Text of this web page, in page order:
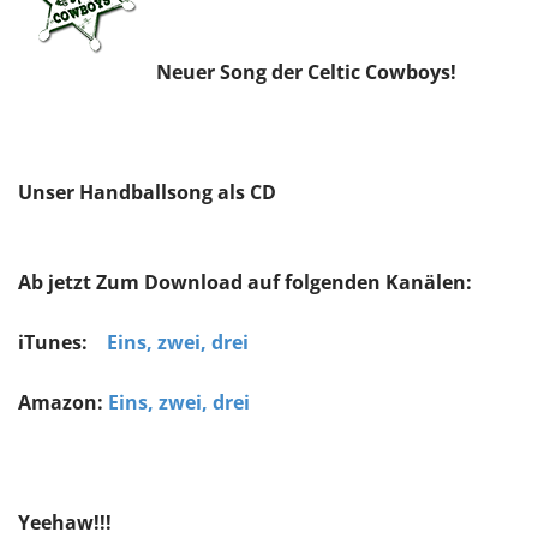
Neuer Song der Celtic Cowboys!
Unser Handballsong als CD
Ab jetzt Zum Download auf folgenden Kanälen:
iTunes: Eins, zwei, drei
Amazon: Eins, zwei, drei
Yeehaw!!!